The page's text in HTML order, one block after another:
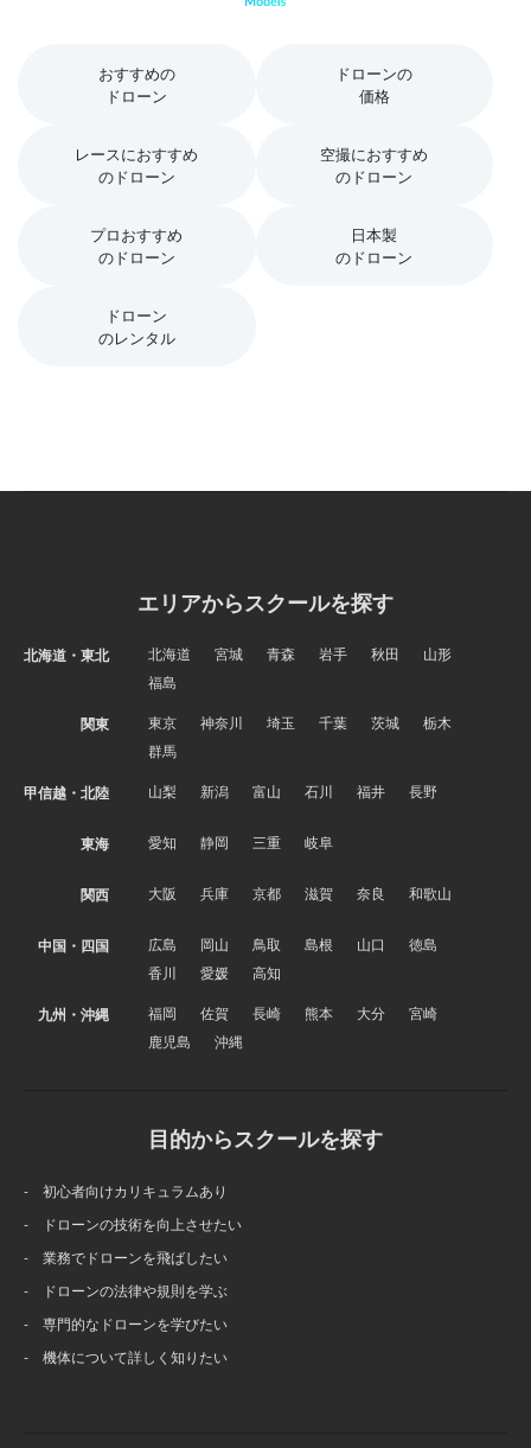
おすすめの
ドローン
ドローンの
価格
レースにおすすめ
のドローン
空撮におすすめ
のドローン
プロおすすめ
のドローン
日本製
のドローン
ドローン
のレンタル
エリアからスクールを探す
北海道・東北 北海道 宮城 青森 岩手 秋田
山形
福島
関東 東京 神奈川 埼玉 千葉 茨城
栃木
群馬
甲信越・北陸 山梨 新潟 富山 石川 福井 長野
東海 愛知 静岡 三重 岐阜
関西 大阪 兵庫 京都 滋賀 奈良 和歌山
中国・四国 広島 岡山 鳥取 島根 山口
徳島
香川
愛媛 高知
九州・沖縄 福岡 佐賀 長崎 熊本 大分
宮崎
鹿児島
沖縄
目的からスクールを探す
- 初心者向けカリキュラムあり
- ドローンの技術を向上させたい
- 業務でドローンを飛ばしたい
- ドローンの法律や規則を学ぶ
- 専門的なドローンを学びたい
- 機体について詳しく知りたい